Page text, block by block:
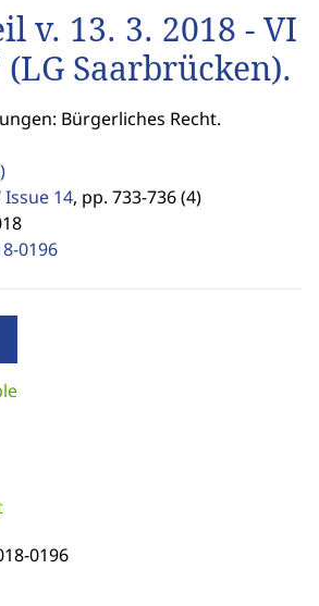
v. 13. 3. 2018 - VI
(LG Saarbrücken).
Bürgerliches Recht.
Issue 14, pp. 733-736 (4)
0196
0196